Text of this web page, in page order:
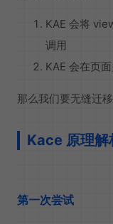
KAE 会将
调用
KAE 会在页
那么我们要无缝迁
Kace 原理解
第一次尝试